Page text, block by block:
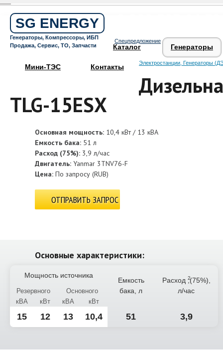
SG ENERGY
Генераторы, Компрессоры, ИБП
Продажа, Сервис, ТО, Запчасти
Спецпредложение
Каталог Генераторы
Мини-ТЭС Контакты Электростанции, Генераторы
TLG-15ESX
Основная мощность: 10,4 кВт / 13 кВА
Емкость бака: 51 л
Расход (75%): 3,9 л/час
Двигатель: Yanmar 3TNV76-F
Цена: По запросу (RUB)
ОТПРАВИТЬ ЗАПРОС
Основные характеристики:
Мощность источника
Емкость
бака, л
Расход ,(75%),
л/час
Резервного
Основного
кВА
кВт кВА кВт
15 12 13 10,4 51 3,9